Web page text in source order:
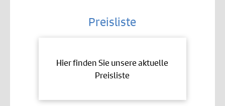
Preisliste
Hier finden Sie unsere aktuelle
Preisliste